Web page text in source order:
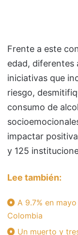
Frente a este
edad, diferentes
iniciativas que
riesgo,
consumo de
impactar
y 125
Lee también:
A 9.7% en
Colombia
Un muerto y